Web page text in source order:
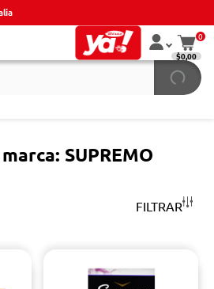
0
$0,00
SUPREMO
FILTRAR